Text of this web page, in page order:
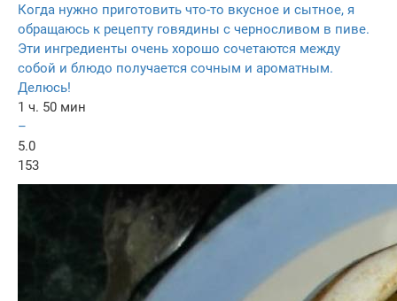
Когда нужно приготовить что-то вкусное и сытное, я
обращаюсь к рецепту говядины с черносливом в пиве.
Эти ингредиенты очень хорошо сочетаются между
собой и блюдо получается сочным и ароматным.
Делюсь!
1 ч. 50 мин
–
5.0
153